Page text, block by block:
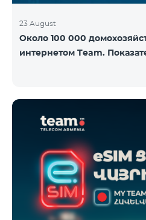
23 August
Около 100 000
интернетом Team.